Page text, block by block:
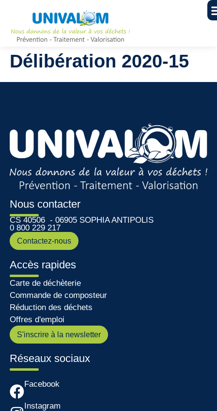
Délibération 2020-15
Nous contacter
CS 40506 - 06905 SOPHIA ANTIPOLIS
0 800 229 217
Contactez-nous
Accès rapides
Carte de déchèterie
Commande de composteur
Réduction des déchets
Offres d'emploi
S'inscrire à la newsletter
Réseaux sociaux
Facebook
Instagram